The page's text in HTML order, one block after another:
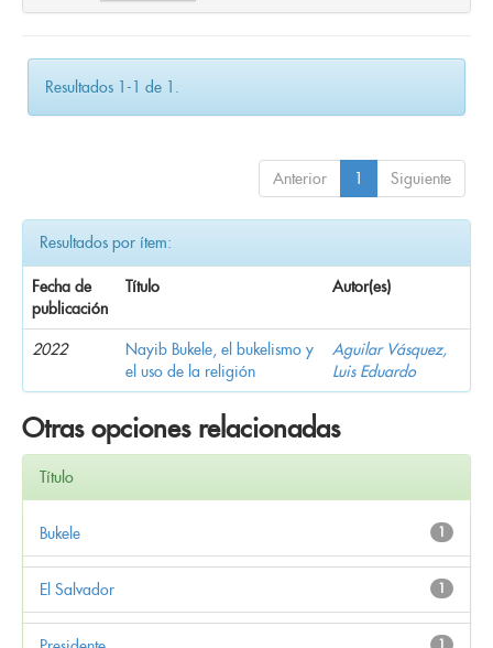
Resultados 1-1 de 1.
Anterior 1 Siguiente
Resultados por ítem:
Fecha de
publicación
Título Autor(es)
2022
Nayib Bukele, el bukelismo y
el uso de la religión
Aguilar Vásquez,
Luis Eduardo
Otras opciones relacionadas
Título
1
Bukele
1
El Salvador
1